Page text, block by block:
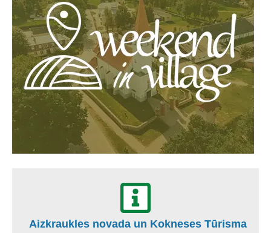
Aizkraukles novada un Kokneses Tūrisma